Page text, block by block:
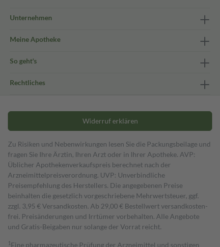
Unternehmen
Meine Apotheke
So geht's
Rechtliches
Widerruf erklären
Zu Risiken und Nebenwirkungen lesen Sie die Packungsbeilage und
fragen Sie Ihre Ärztin, Ihren Arzt oder in Ihrer Apotheke. AVP:
Üblicher Apothekenverkaufspreis berechnet nach der
Arzneimittelpreisverordnung. UVP: Unverbindliche
Preisempfehlung des Herstellers. Die angegebenen Preise
beinhalten die gesetzlich vorgeschriebene Mehrwertsteuer, ggf.
zzgl. 3,95 € Versandkosten. Ab 29,00 € Bestell­wert versand­kosten­
frei. Preisänderungen und Irrtümer vorbehalten. Alle Angebote
und Gratis-Beigaben nur solange der Vorrat reicht.
1 Eine pharmazeutische Prüfung der Arzneimittel und sonstigen